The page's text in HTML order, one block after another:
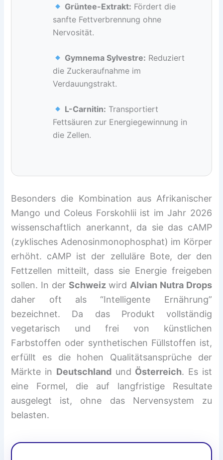
Grüntee-Extrakt: Fördert die
sanfte Fettverbrennung ohne
Nervosität.
Gymnema Sylvestre: Reduziert
die Zuckeraufnahme im
Verdauungstrakt.
L-Carnitin: Transportiert
Fettsäuren zur Energiegewinnung in
die Zellen.
Besonders die Kombination aus Afrikanischer
Mango und Coleus Forskohlii ist im Jahr 2026
wissenschaftlich anerkannt, da sie das cAMP
(zyklisches Adenosinmonophosphat) im Körper
erhöht. cAMP ist der zelluläre Bote, der den
Fettzellen mitteilt, dass sie Energie freigeben
sollen. In der SchweizwirdAlvian Nutra Drops
daher oft als “Intelligente Ernährung”
bezeichnet. Da das Produkt vollständig
vegetarisch und frei von künstlichen
Farbstoffen oder synthetischen Füllstoffen ist,
erfüllt es die hohen Qualitätsansprüche der
Märkte in Deutschlandund Österreich. Es ist
eine Formel, die auf langfristige Resultate
ausgelegt ist, ohne das Nervensystem zu
belasten.